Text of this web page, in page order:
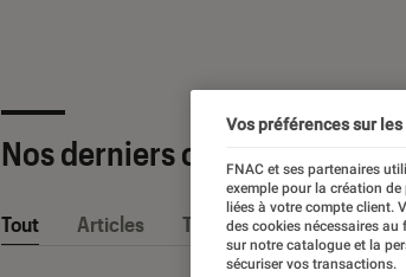
Nos derniers contenus
Tout Articles Tests
Vos préférences sur
FNAC et ses partenaires
exemple pour la création
liées à votre compte client.
des cookies nécessaires
sur notre catalogue et la
sécuriser vos transactions.